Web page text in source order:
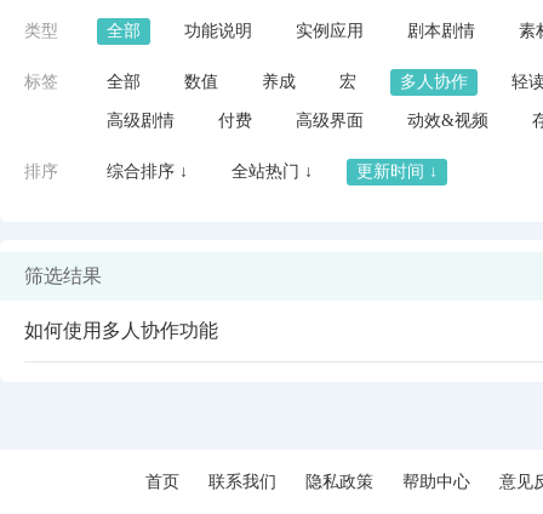
类型 全部 功能说明 实例应用 剧本剧情 素
标签 全部 数值 养成 宏 多人协作 轻
高级剧情 付费 高级界面 动效&视频
排序 综合排序 ↓ 全站热门 ↓ 更新时间 ↓
筛选结果
如何使用多人协作功能
首页 联系我们 隐私政策 帮助中心 意见